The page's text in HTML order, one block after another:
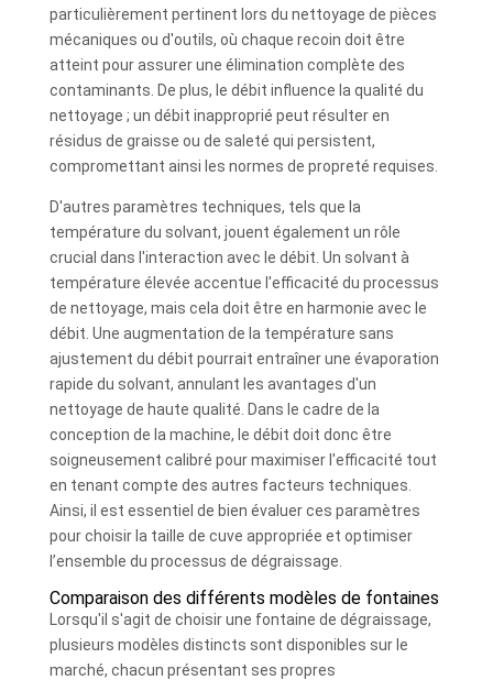
particulièrement pertinent lors du nettoyage de pièces
mécaniques ou d'outils, où chaque recoin doit être
atteint pour assurer une élimination complète des
contaminants. De plus, le débit influence la qualité du
nettoyage ; un débit inapproprié peut résulter en
résidus de graisse ou de saleté qui persistent,
compromettant ainsi les normes de propreté requises.
D'autres paramètres techniques, tels que la
température du solvant, jouent également un rôle
crucial dans l'interaction avec le débit. Un solvant à
température élevée accentue l'efficacité du processus
de nettoyage, mais cela doit être en harmonie avec le
débit. Une augmentation de la température sans
ajustement du débit pourrait entraîner une évaporation
rapide du solvant, annulant les avantages d'un
nettoyage de haute qualité. Dans le cadre de la
conception de la machine, le débit doit donc être
soigneusement calibré pour maximiser l'efficacité tout
en tenant compte des autres facteurs techniques.
Ainsi, il est essentiel de bien évaluer ces paramètres
pour choisir la taille de cuve appropriée et optimiser
l’ensemble du processus de dégraissage.
Comparaison des différents modèles de fontaines
Lorsqu'il s'agit de choisir une fontaine de dégraissage,
plusieurs modèles distincts sont disponibles sur le
marché, chacun présentant ses propres